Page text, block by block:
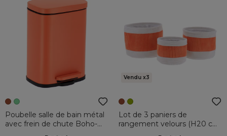
Poubelle salle de bain métal
avec frein de chute Boho-
Vendu x3
Lot de 3 paniers de
rangement velours (H20 cm)